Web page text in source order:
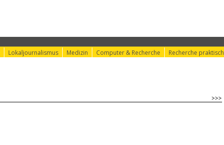
Lokaljournalismus Medizin Computer & Recherche Recherche praktisch
>>>